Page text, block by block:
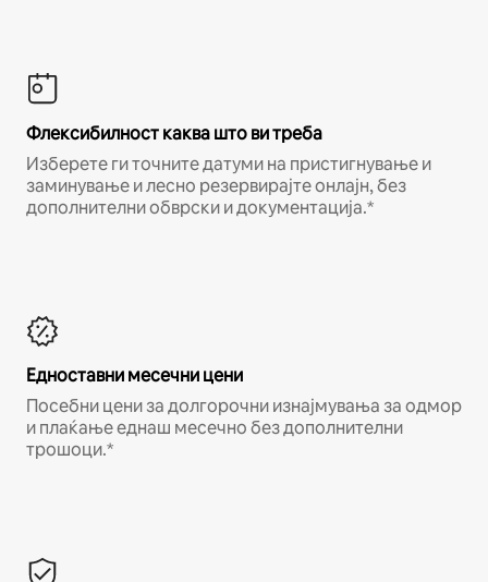
Флексибилност каква што ви треба
Изберете ги точните датуми на пристигнување и
заминување и лесно резервирајте онлајн, без
дополнителни обврски и документација.*
Едноставни месечни цени
Посебни цени за долгорочни изнајмувања за одмор
и плаќање еднаш месечно без дополнителни
трошоци.*